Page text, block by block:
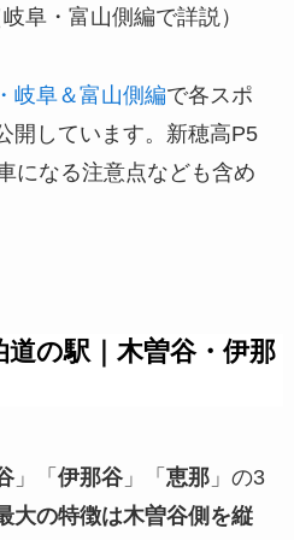
阜・富山側編で詳説）
岐阜＆富山側編で各スポ
開しています。新穂高P5
になる注意点なども含め
の駅｜木曽谷・伊那
」「 伊那谷」「 恵那」の3
大の特徴は木曽谷側を縦